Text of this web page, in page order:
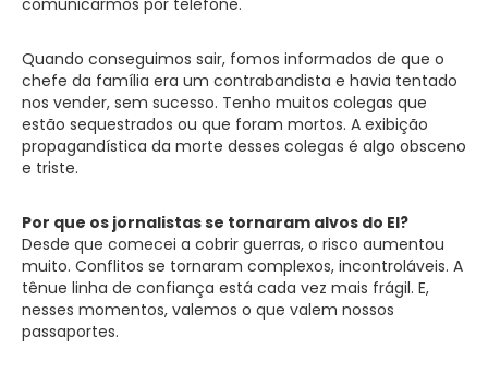
Quando conseguimos sair, fomos informados de que o
chefe da família era um contrabandista e havia tentado
nos vender, sem sucesso. Tenho muitos colegas que
estão sequestrados ou que foram mortos. A exibição
propagandística da morte desses colegas é algo obsceno
e triste.
Por que os jornalistas se tornaram alvos do EI?
Desde que comecei a cobrir guerras, o risco aumentou
muito. Conflitos se tornaram complexos, incontroláveis. A
tênue linha de confiança está cada vez mais frágil. E,
nesses momentos, valemos o que valem nossos
passaportes.